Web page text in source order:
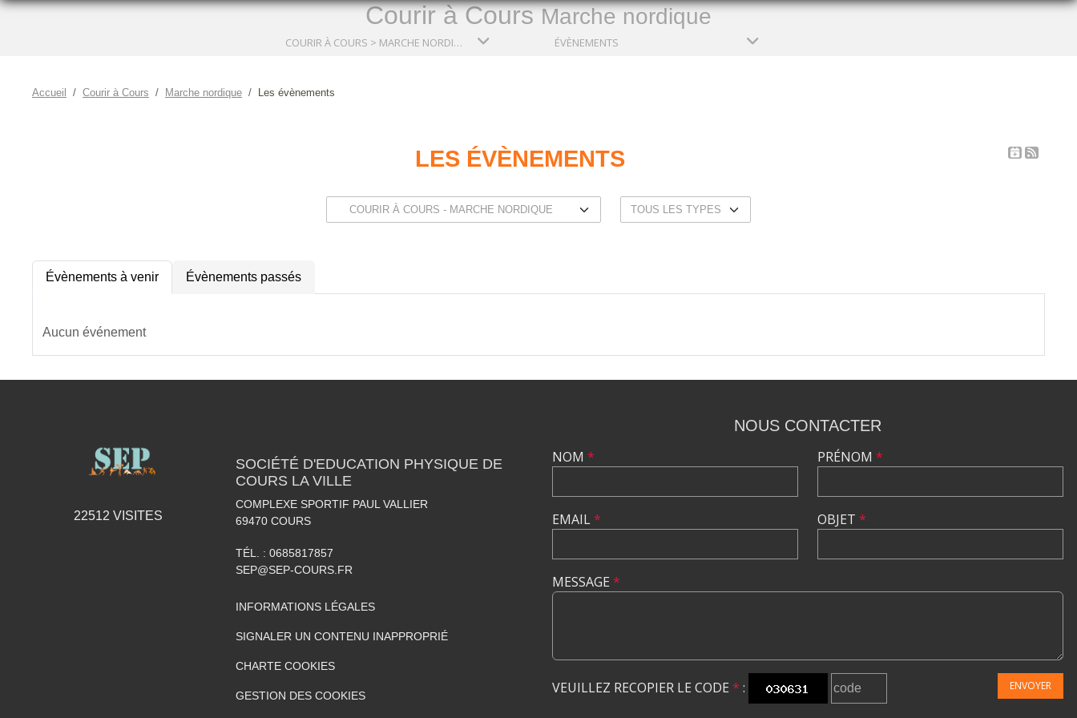
Courir à CoursMarche nordique
COURIR À COURS > MARCHE NORDIQUE ÉVÈNEMENTS
Accueil Courir à Cours Marche nordique Les évènements
LES ÉVÈNEMENTS
Évènements à venir Évènements passés
Aucun événement
22512 VISITES
SOCIÉTÉ D'EDUCATION PHYSIQUE DE
COURS LA VILLE
COMPLEXE SPORTIF PAUL VALLIER
69470 COURS
TÉL. : 0685817857
SEP@SEP-COURS.FR
INFORMATIONS LÉGALES
SIGNALER UN CONTENU INAPPROPRIÉ
CHARTE COOKIES
GESTION DES COOKIES
NOUS CONTACTER
NOM *
EMAIL*
PRÉNOM *
OBJET *
MESSAGE *
VEUILLEZ RECOPIER LE CODE * : ENVOYER